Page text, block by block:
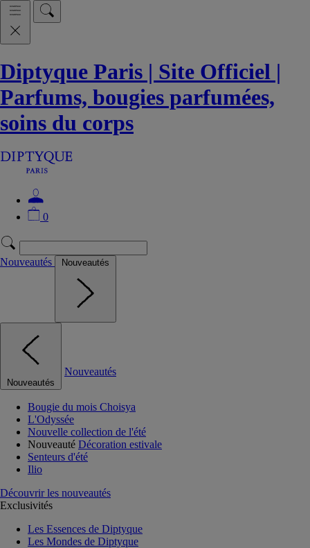
Diptyque Paris | Site Officiel |
Parfums, bougies parfumées,
soins du corps
0
Nouveautés Nouveautés
Nouveautés
Nouveautés
Bougie du mois Choisya
L'Odyssée
Nouvelle collection de l'été
Nouveauté Décoration estivale
Senteurs d'été
Ilio
Découvrir les nouveautés
Exclusivités
Les Essences de Diptyque
Les Mondes de Diptyque